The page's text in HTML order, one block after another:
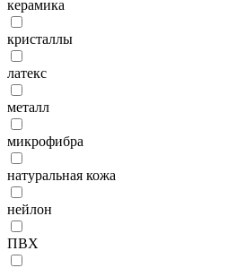
керамика
кристаллы
латекс
металл
микрофибра
натуральная кожа
нейлон
ПВХ